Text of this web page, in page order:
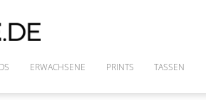
ERWACHSENE
SHIRTS
PRINTS TASSEN